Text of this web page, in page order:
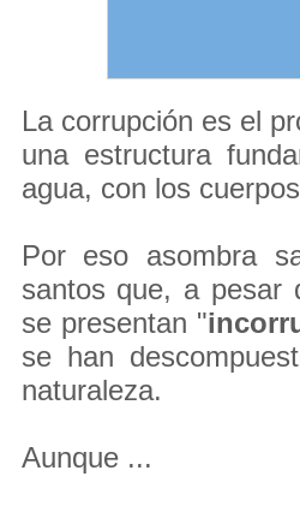
La corrupción es el
una estructura
agua, con los
Por eso asombra
santos que, a pesar
se presentan "
se han
naturaleza.
Aunque ...